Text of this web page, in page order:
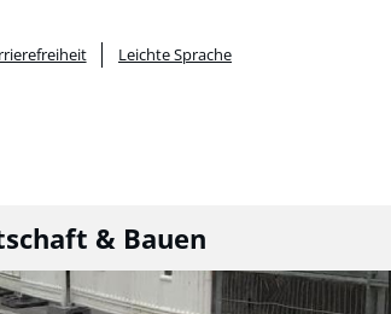
Leichte Sprache
& Bauen